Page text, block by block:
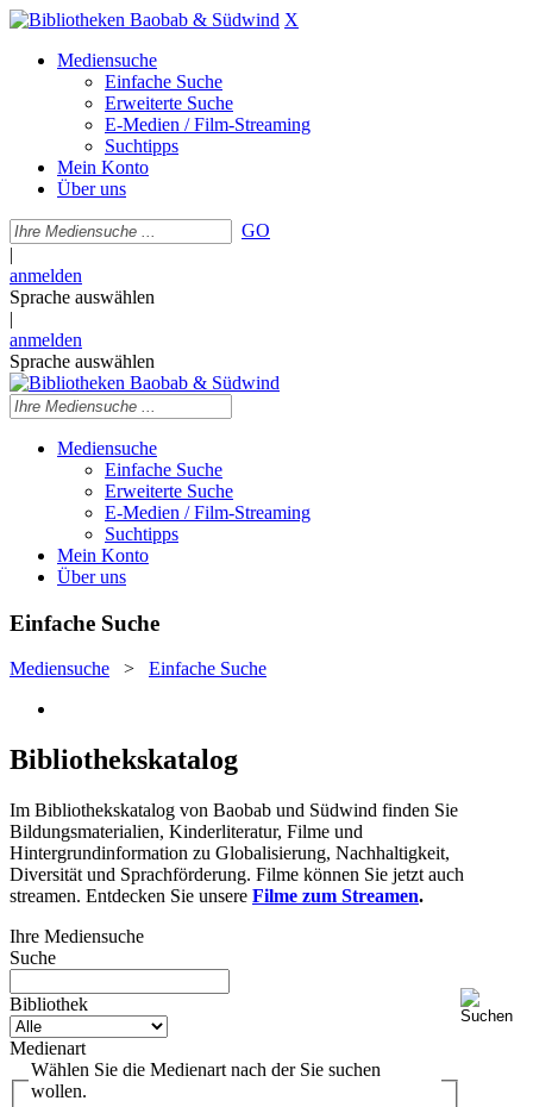
X
Mediensuche
Einfache Suche
Erweiterte Suche
E-Medien / Film-Streaming
Suchtipps
Mein Konto
Über uns
GO
|
anmelden
Sprache auswählen
|
anmelden
Sprache auswählen
Mediensuche
Einfache Suche
Erweiterte Suche
E-Medien / Film-Streaming
Suchtipps
Mein Konto
Über uns
Einfache Suche
Mediensuche > Einfache Suche
Bibliothekskatalog
Im Bibliothekskatalog von Baobab und Südwind finden Sie
Bildungsmaterialien, Kinderliteratur, Filme und
Hintergrundinformation zu Globalisierung, Nachhaltigkeit,
Diversität und Sprachförderung. Filme können Sie jetzt auch
streamen. Entdecken Sie unsere Filme zum Streamen.
Ihre Mediensuche
Suche
Bibliothek
Medienart
Wählen Sie die Medienart nach der Sie suchen
wollen.